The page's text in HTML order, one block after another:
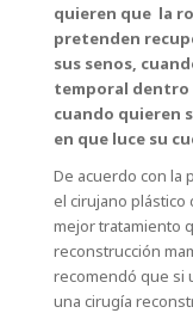
quieren que la
pretenden
sus senos,
temporal dentro
cuando quieren
en que luce su
De acuerdo con la
el cirujano plástico
mejor tratamiento
reconstrucción
recomendó que si
una cirugía